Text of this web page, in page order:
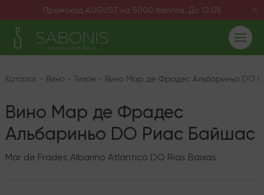
Промокод AUGUST на 5000 баллов. До 12.08
Каталог - Вино- Тихое - Вино Мар де Фрадес Альбариньо DO
Вино Мар де Фрадес
Альбариньо DO Риас Байшас
Mar de Frades Albarino Atlantico DO Rias Baixas